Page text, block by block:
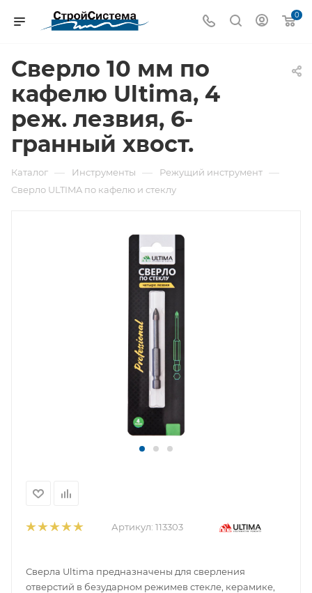
0
Сверло 10 мм по
кафелю Ultima, 4
реж. лезвия, 6-
гранный хвост.
Каталог — Инструменты — Режущий инструмент —
Сверло ULTIMA по кафелю и стеклу
Артикул: 113303
Сверла Ultima предназначены для сверления
отверстий в безударном режимев стекле, керамике,